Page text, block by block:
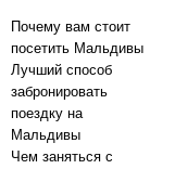
Почему вам стоит
посетить Мальдивы
Лучший способ
забронировать
поездку на
Мальдивы
Чем заняться с